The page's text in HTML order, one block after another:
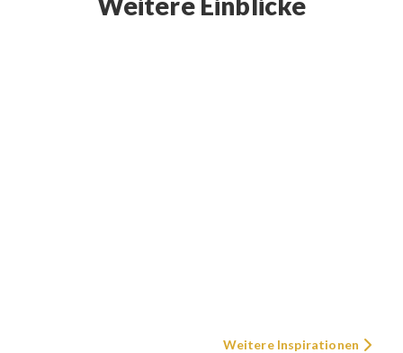
Weitere Inspirationen